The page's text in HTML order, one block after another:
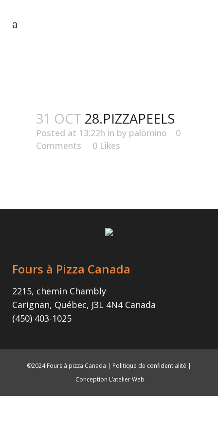
31 OCT 28.PIZZAPEELS
Posted at 13:22h in by palomino
0
Comments
0 Likes
Fours à Pizza Canada
2215, chemin Chambly
Carignan, Québec, J3L 4N4 Canada
(450) 403-1025
©2024 Fours à pizza Canada | Politique de confidentialité |
Conception L’atelier Web